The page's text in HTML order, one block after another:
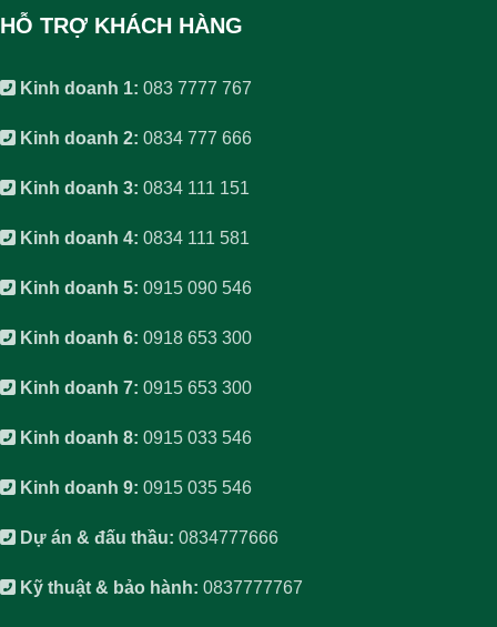
HỖ TRỢ KHÁCH HÀNG
Kinh doanh 1: 083 7777 767
Kinh doanh 2: 0834 777 666
Kinh doanh 3: 0834 111 151
Kinh doanh 4: 0834 111 581
Kinh doanh 5: 0915 090 546
Kinh doanh 6: 0918 653 300
Kinh doanh 7: 0915 653 300
Kinh doanh 8: 0915 033 546
Kinh doanh 9: 0915 035 546
Dự án & đấu thầu: 0834777666
Kỹ thuật & bảo hành: 0837777767